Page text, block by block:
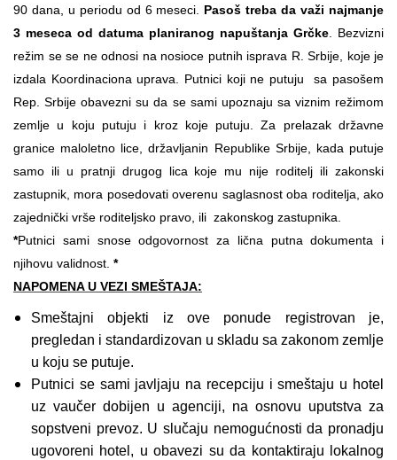
90 dana, u periodu od 6 meseci. Pasoš treba da važi najmanje
3 meseca od datuma planiranog napuštanja Grčke . Bezvizni
režim se se ne odnosi na nosioce putnih isprava R. Srbije, koje je
izdala Koordinaciona uprava. Putnici koji ne putuju sa pasošem
Rep. Srbije obavezni su da se sami upoznaju sa viznim režimom
zemlje u koju putuju i kroz koje putuju. Za prelazak državne
granice maloletno lice, državljanin Republike Srbije, kada putuje
samo ili u pratnji drugog lica koje mu nije roditelj ili zakonski
zastupnik, mora posedovati overenu saglasnost oba roditelja, ako
zajednički vrše roditeljsko pravo, ili zakonskog zastupnika.
*Putnici sami snose odgovornost za lična putna dokumenta i
njihovu validnost. *
NAPOMENA U VEZI SMEŠTAJA:
Smeštajni objekti iz ove ponude registrovan je,
pregledan i standardizovan u skladu sa zakonom zemlje
u koju se putuje.
Putnici se sami javljaju na recepciju i smeštaju u hotel
uz vaučer dobijen u agenciji, na osnovu uputstva za
sopstveni prevoz. U slučaju nemogućnosti da pronadju
ugovoreni hotel, u obavezi su da kontaktiraju lokalnog